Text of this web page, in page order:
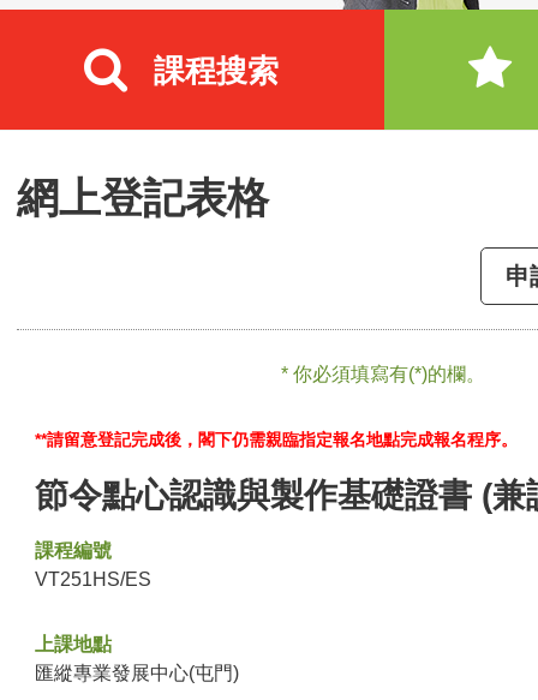
課程搜索
網上登記表格
申
* 你必須填寫有(*)的欄。
**請留意登記完成後，閣下仍需親臨指定報名地點完成報名程序。
節令點心認識與製作基礎證書 (兼
課程編號
VT251HS/ES
上課地點
匯縱專業發展中心(屯門)